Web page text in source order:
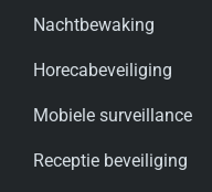
Nachtbewaking
Horecabeveiliging
Mobiele surveillance
Receptie beveiliging